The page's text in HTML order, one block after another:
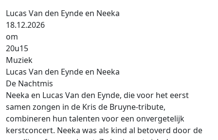
Lucas Van den Eynde en Neeka
18.12.2026
om
20u15
Muziek
Lucas Van den Eynde en Neeka
De Nachtmis
Neeka en Lucas Van den Eynde, die voor het eerst
samen zongen in de Kris de Bruyne-tribute,
combineren hun talenten voor een onvergetelijk
kerstconcert. Neeka was als kind al betoverd door de